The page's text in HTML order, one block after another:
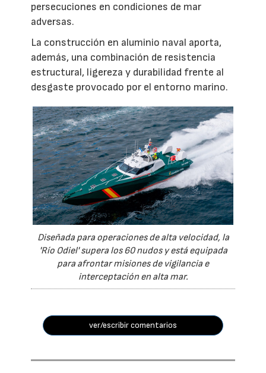
persecuciones en condiciones de mar
adversas.
La construcción en aluminio naval aporta,
además, una combinación de resistencia
estructural, ligereza y durabilidad frente al
desgaste provocado por el entorno marino.
Diseñada para operaciones de alta velocidad, la
'Río Odiel' supera los 60 nudos y está equipada
para afrontar misiones de vigilancia e
interceptación en alta mar.
ver/escribir comentarios